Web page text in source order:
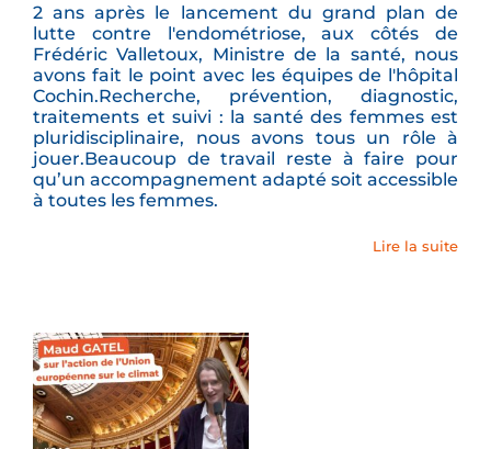
2 ans après le lancement du grand plan de
lutte contre l'endométriose, aux côtés de
Frédéric Valletoux, Ministre de la santé, nous
avons fait le point avec les équipes de l'hôpital
Cochin.Recherche, prévention, diagnostic,
traitements et suivi : la santé des femmes est
pluridisciplinaire, nous avons tous un rôle à
jouer.Beaucoup de travail reste à faire pour
qu’un accompagnement adapté soit accessible
à toutes les femmes.
Lire la suite